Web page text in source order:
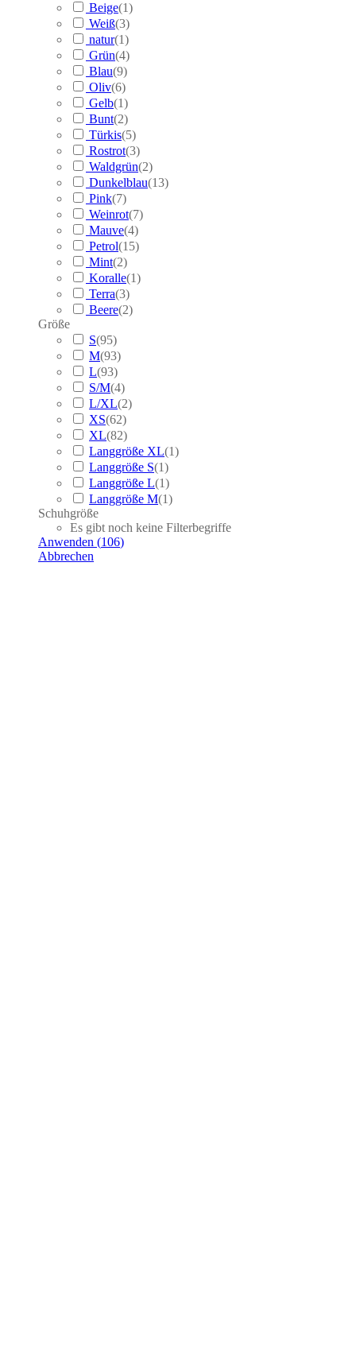
Beige(1)
Weiß(3)
natur(1)
Grün(4)
Blau(9)
Oliv(6)
Gelb(1)
Bunt(2)
Türkis(5)
Rostrot(3)
Waldgrün(2)
Dunkelblau(13)
Pink(7)
Weinrot(7)
Mauve(4)
Petrol(15)
Mint(2)
Koralle(1)
Terra(3)
Beere(2)
Größe
S(95)
M(93)
L(93)
S/M(4)
L/XL(2)
XS(62)
XL(82)
Langgröße XL(1)
Langgröße S(1)
Langgröße L(1)
Langgröße M(1)
Schuhgröße
Es gibt noch keine Filterbegriffe
Anwenden (106)
Abbrechen